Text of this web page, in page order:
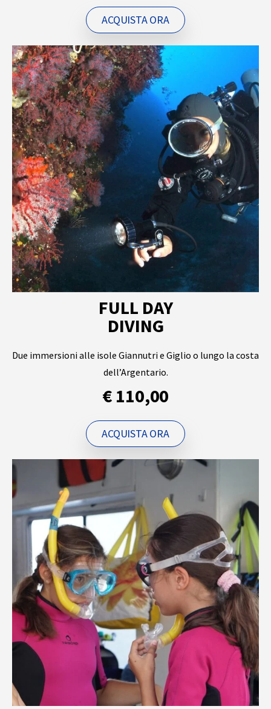
ACQUISTA ORA
FULL DAY
DIVING
Due immersioni alle isole Giannutri e Giglio o lungo la costa
dell’Argentario.
€ 110,00
ACQUISTA ORA